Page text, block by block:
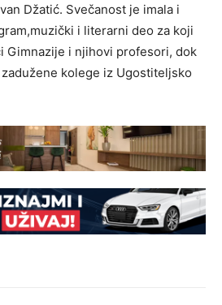
Džatić. Svečanost je imala i
i literarni deo za koji
Gimnazije i njihovi profesori, dok
kolege iz Ugostiteljsko